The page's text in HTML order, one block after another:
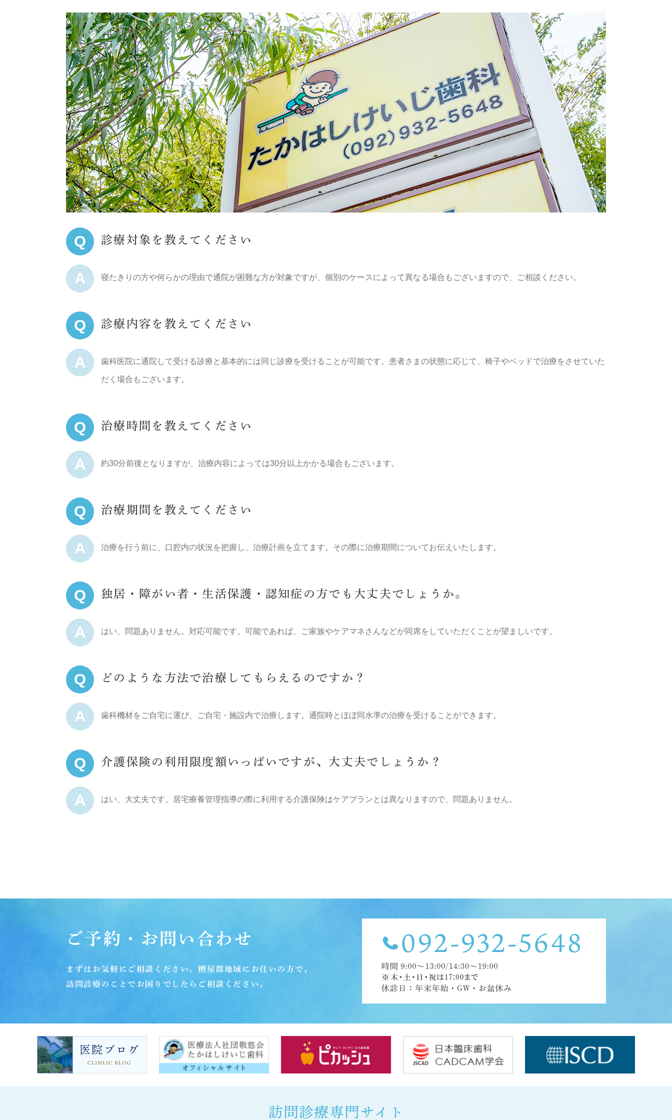
Q 診療対象を教えてください
A 寝たきりの方や何らかの理由で通院が困難な方が対象ですが、個別のケースによって異なる場合もございますので、ご相談ください。
Q 診療内容を教えてください
A 歯科医院に通院して受ける診療と基本的には同じ診療を受けることが可能です。患者さまの状態に応じて、椅子やベッドで治療をさせていた
だく場合もございます。
Q 治療時間を教えてください
A 約30分前後となりますが、治療内容によっては30分以上かかる場合もございます。
Q 治療期間を教えてください
A 治療を行う前に、口腔内の状況を把握し、治療計画を立てます。その際に治療期間についてお伝えいたします。
Q 独居・障がい者・生活保護・認知症の方でも大丈夫でしょうか。
A はい、問題ありません。対応可能です。可能であれば、ご家族やケアマネさんなどが同席をしていただくことが望ましいです。
Q どのような方法で治療してもらえるのですか？
A 歯科機材をご自宅に運び、ご自宅・施設内で治療します。通院時とほぼ同水準の治療を受けることができます。
Q 介護保険の利用限度額いっぱいですが、大丈夫でしょうか？
A はい、大丈夫です。居宅療養管理指導の際に利用する介護保険はケアプランとは異なりますので、問題ありません。
ご予約・お問い合わせ
まずはお気軽にご相談ください。糟屋郡地域にお住いの方で、
訪問診療のことでお困りでしたらご相談ください。